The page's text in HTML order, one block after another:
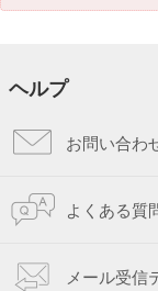
ヘルプ
お問い合わ
よくある質
メール受信